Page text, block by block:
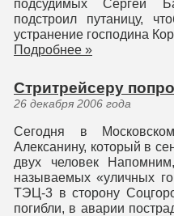
подсудимых Сергей
подстроил путаницу,
устранение господина
Подробнее »
Стритрейсеру
26 декабря 2006 года
Сегодня в
Алексанину, который в
двух человек
называемых «уличных
ТЭЦ-3 в сторону
погибли, в аварии